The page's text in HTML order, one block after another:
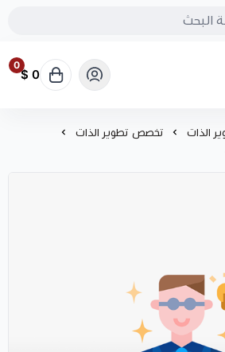
0
0 $
الذات
تخصص تطوير الذات